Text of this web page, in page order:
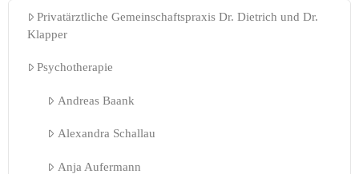
Privatärztliche Gemeinschaftspraxis Dr. Dietrich und Dr.
Klapper
Psychotherapie
Andreas Baank
Alexandra Schallau
Anja Aufermann